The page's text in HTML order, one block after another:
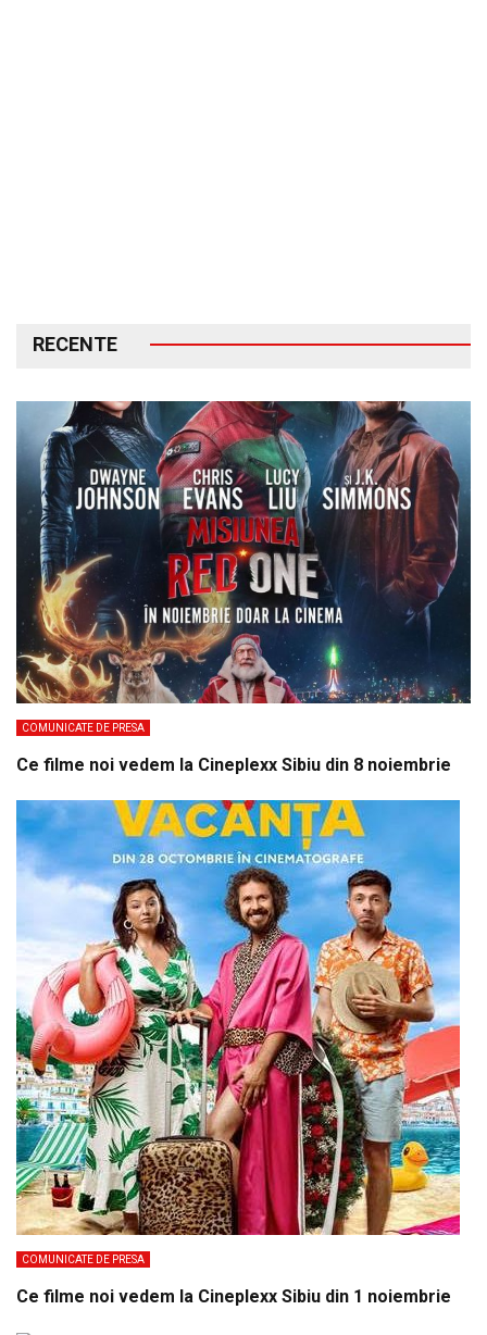
RECENTE
COMUNICATE DE PRESA
Ce filme noi vedem la Cineplexx Sibiu din 8 noiembrie
COMUNICATE DE PRESA
Ce filme noi vedem la Cineplexx Sibiu din 1 noiembrie